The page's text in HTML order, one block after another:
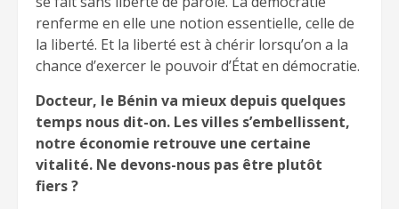
renferme en elle une notion essentielle, celle de
la liberté. Et la liberté est à chérir lorsqu’on a la
chance d’exercer le pouvoir d’État en démocratie.
Docteur, le Bénin va mieux depuis quelques
temps nous dit-on. Les villes s’embellissent,
notre économie retrouve une certaine
vitalité. Ne devons-nous pas être plutôt
fiers ?